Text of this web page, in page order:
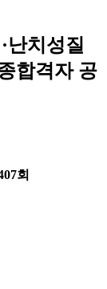
난치성질
합격자 공
회